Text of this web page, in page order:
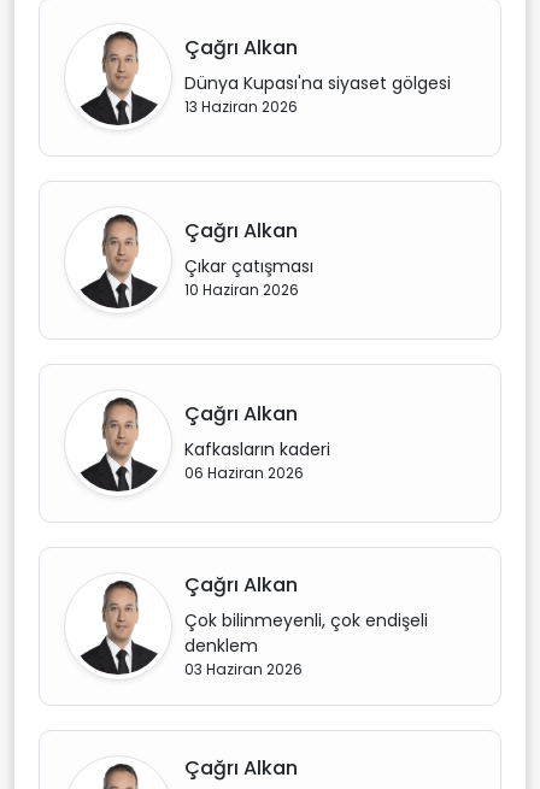
Çağrı Alkan
Dünya Kupası'na siyaset gölgesi
13 Haziran 2026
Çağrı Alkan
Çıkar çatışması
10 Haziran 2026
Çağrı Alkan
Kafkasların kaderi
06 Haziran 2026
Çağrı Alkan
Çok bilinmeyenli, çok endişeli
denklem
03 Haziran 2026
Çağrı Alkan